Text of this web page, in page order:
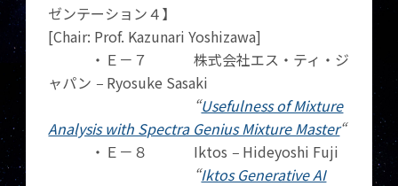
ゼンテーション４】
[Chair: Prof. Kazunari Yoshizawa]
・Ｅ－７ 株式会社エス・ティ・ジ
ャパン – Ryosuke Sasaki
“Usefulness of Mixture
Analysis with Spectra Genius Mixture Master“
・Ｅ－８ Iktos – Hideyoshi Fuji
“Iktos Generative AI